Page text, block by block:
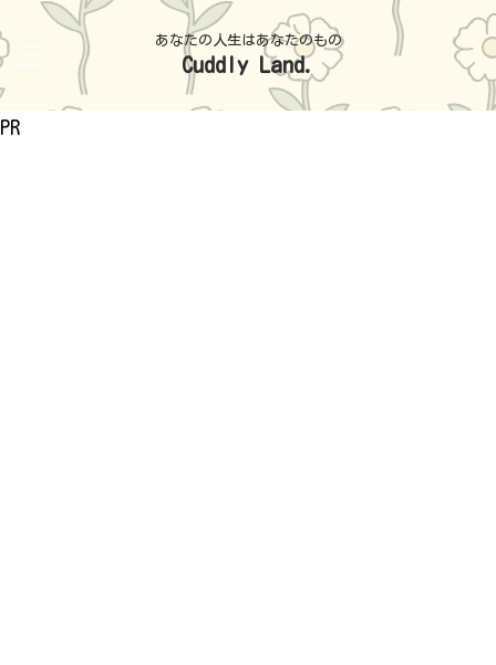
あなたの人生はあなたのもの
Cuddly Land.
PR